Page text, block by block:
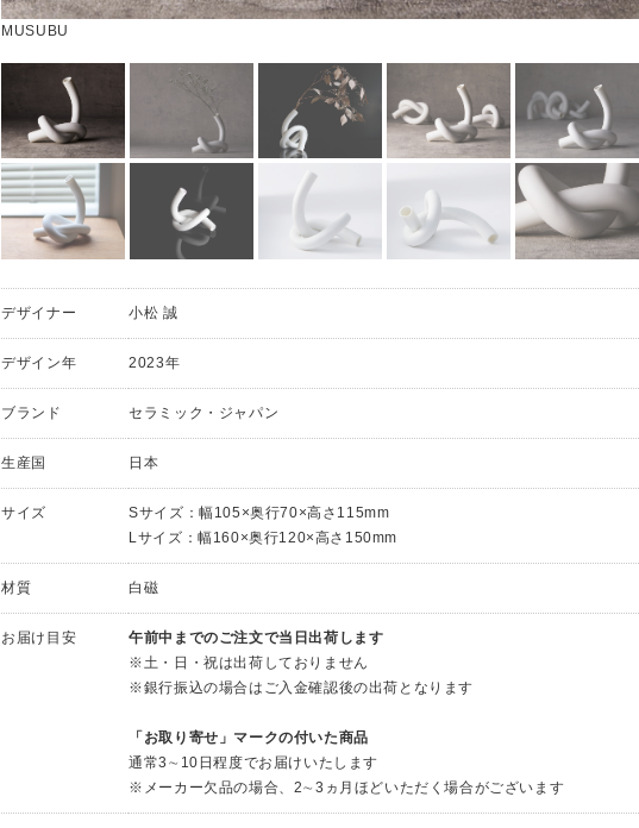
MUSUBU
デザイナー 小松 誠
デザイン年 2023年
ブランド セラミック・ジャパン
生産国 日本
サイズ
Sサイズ：幅105×奥行70×高さ115mm
Lサイズ：幅160×奥行120×高さ150mm
材質 白磁
お届け目安
午前中までのご注文で当日出荷します
※土・日・祝は出荷しておりません
※銀行振込の場合はご入金確認後の出荷となります
「お取り寄せ」マークの付いた商品
通常3∼10日程度でお届けいたします
※メーカー欠品の場合、2∼3ヵ月ほどいただく場合がございます